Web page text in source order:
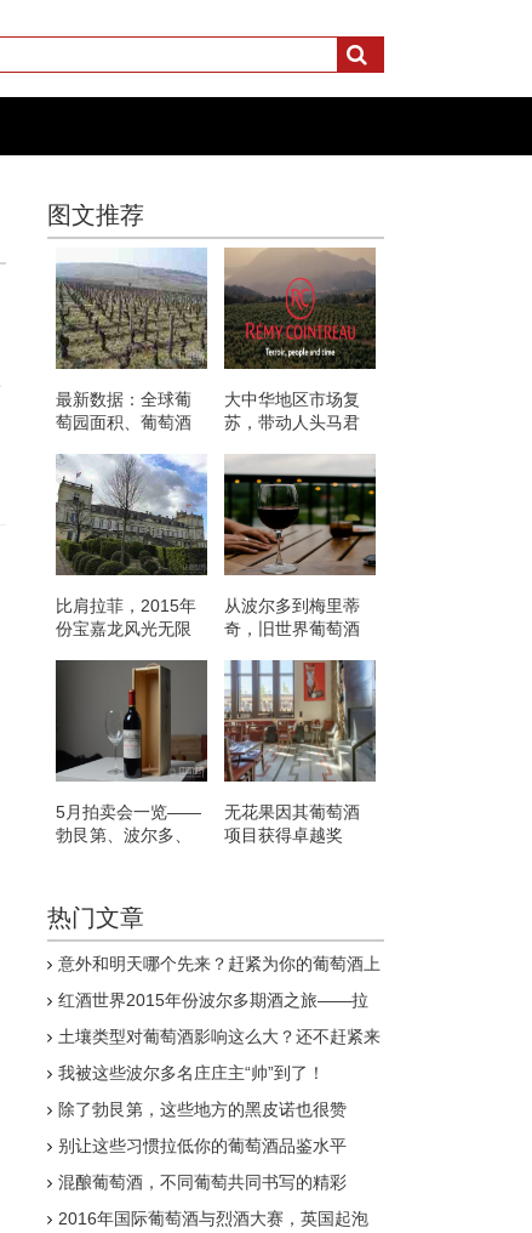
图文推荐
最新数据：全球葡
萄园面积、葡萄酒
大中华地区市场复
苏，带动人头马君
比肩拉菲，2015年
份宝嘉龙风光无限
从波尔多到梅里蒂
奇，旧世界葡萄酒
延续
5月拍卖会一览——
勃艮第、波尔多、
无花果因其葡萄酒
项目获得卓越奖
热门文章
意外和明天哪个先来？赶紧为你的葡萄酒上
红酒世界2015年份波尔多期酒之旅——拉
土壤类型对葡萄酒影响这么大？还不赶紧来
我被这些波尔多名庄庄主“帅”到了！
除了勃艮第，这些地方的黑皮诺也很赞
别让这些习惯拉低你的葡萄酒品鉴水平
混酿葡萄酒，不同葡萄共同书写的精彩
2016年国际葡萄酒与烈酒大赛，英国起泡